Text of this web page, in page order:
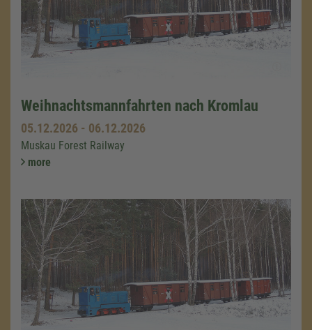
Weihnachtsmannfahrten nach Kromlau
05.12.2026 - 06.12.2026
Muskau Forest Railway
more